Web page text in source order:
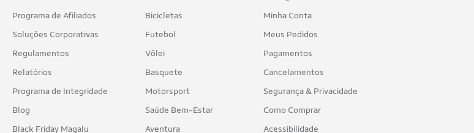
Programa de Afiliados
Soluções Corporativas
Regulamentos
Relatórios
Programa de Integridade
Blog
Black Friday Magalu
Bicicletas
Futebol
Vôlei
Basquete
Motorsport
Saúde Bem-Estar
Aventura
Minha Conta
Meus Pedidos
Pagamentos
Cancelamentos
Segurança & Privacidade
Como Comprar
Acessibilidade